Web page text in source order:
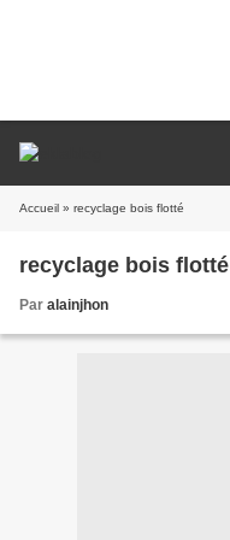
Accueil » recyclage bois flotté
recyclage bois flotté
Par alainjhon